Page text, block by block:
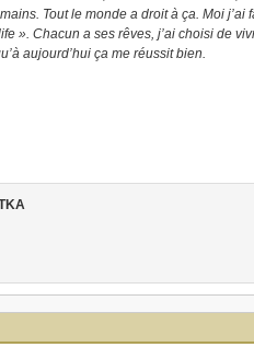
Tout le monde a droit à ça. Moi j’ai
». Chacun a ses rêves, j’ai choisi de
aujourd’hui ça me réussit bien.